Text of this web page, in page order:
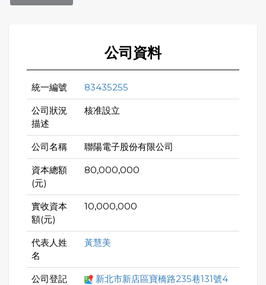
公司資料
統一編號 83435255
公司狀況
描述
核准設立
公司名稱 聯陽電子股份有限公司
資本總額
(元)
80,000,000
實收資本
額(元)
10,000,000
代表人姓
名
黃慧美
公司登記
新北市新店區寶橋路235巷131號4